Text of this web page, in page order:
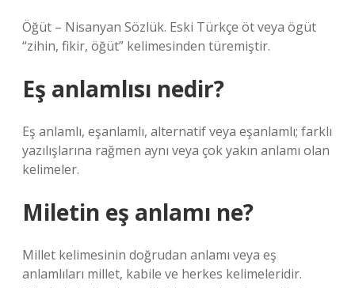
Öğüt – Nisanyan Sözlük. Eski Türkçe öt veya ögüt
“zihin, fikir, öğüt” kelimesinden türemiştir.
Eş anlamlısı nedir?
Eş anlamlı, eşanlamlı, alternatif veya eşanlamlı; farklı
yazılışlarına rağmen aynı veya çok yakın anlamı olan
kelimeler.
Miletin eş anlamı ne?
Millet kelimesinin doğrudan anlamı veya eş
anlamlıları millet, kabile ve herkes kelimeleridir.